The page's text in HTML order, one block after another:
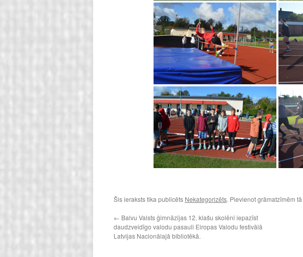
Šis ieraksts tika publicēts Nekategorizēts. Pievienot grāmatzīmēm tā
← Balvu Valsts ģimnāzijas 12. klašu skolēni iepazīst
daudzveidīgo valodu pasauli Eiropas Valodu festivālā
Latvijas Nacionālajā bibliotēkā.